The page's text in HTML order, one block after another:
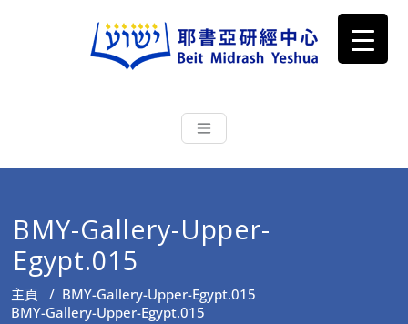
耶書亞研經中心
根源明白聖經，成為更好的門徒
BMY-Gallery-Upper-
Egypt.015
主頁 / BMY-Gallery-Upper-Egypt.015
BMY-Gallery-Upper-Egypt.015